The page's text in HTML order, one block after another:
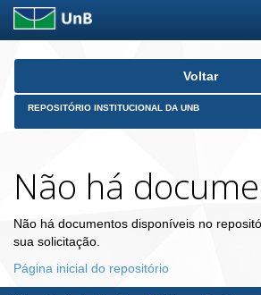
Skip
Voltar
REPOSITÓRIO INSTITUCIONAL DA UNB
Não há
Não há documentos disponíveis no
sua solicitação.
Página inicial do repositório